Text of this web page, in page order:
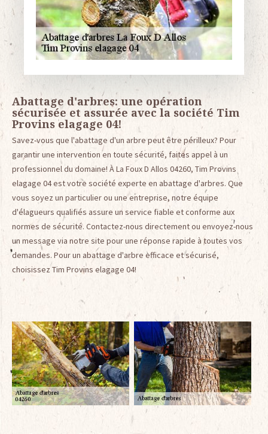
Abattage d'arbres: une opération
sécurisée et assurée avec la société Tim
Provins elagage 04!
Savez-vous que l'abattage d'un arbre peut être périlleux? Pour
garantir une intervention en toute sécurité, faites appel à un
professionnel du domaine! À La Foux D Allos 04260, Tim Provins
elagage 04 est votre société experte en abattage d'arbres. Que
vous soyez un particulier ou une entreprise, notre équipe
d'élagueurs qualifiés assure un service fiable et conforme aux
normes de sécurité. Contactez-nous directement ou envoyez-nous
un message via notre site pour une réponse rapide à toutes vos
demandes. Pour un abattage d'arbre efficace et sécurisé,
choisissez Tim Provins elagage 04!